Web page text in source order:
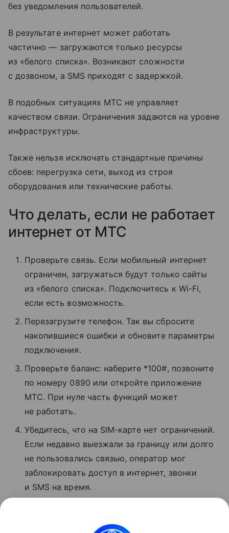
без уведомления пользователей.
В результате интернет может работать
частично — загружаются только ресурсы
из «белого списка». Возникают сложности
с дозвоном, а SMS приходят с задержкой.
В подобных ситуациях МТС не управляет
качеством связи. Ограничения задаются на уровне
инфраструктуры.
Также нельзя исключать стандартные причины
сбоев: перегрузка сети, выход из строя
оборудования или технические работы.
Что делать, если не работает
интернет от МТС
Проверьте связь. Если мобильный интернет
ограничен, загружаться будут только сайты
из «белого списка». Подключитесь к Wi-Fi,
если есть возможность.
Перезагрузите телефон. Так вы сбросите
накопившиеся ошибки и обновите параметры
подключения.
Проверьте баланс: наберите *100#, позвоните
по номеру 0890 или откройте приложение
МТС. При нуле часть функций может
не работать.
Убедитесь, что на SIM-карте нет ограничений.
Если недавно выезжали за границу или долго
не пользовались связью, оператор мог
заблокировать доступ в интернет, звонки
и SMS на время.